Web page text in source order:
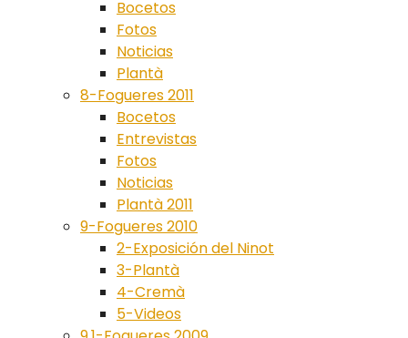
Bocetos
Fotos
Noticias
Plantà
8-Fogueres 2011
Bocetos
Entrevistas
Fotos
Noticias
Plantà 2011
9-Fogueres 2010
2-Exposición del Ninot
3-Plantà
4-Cremà
5-Videos